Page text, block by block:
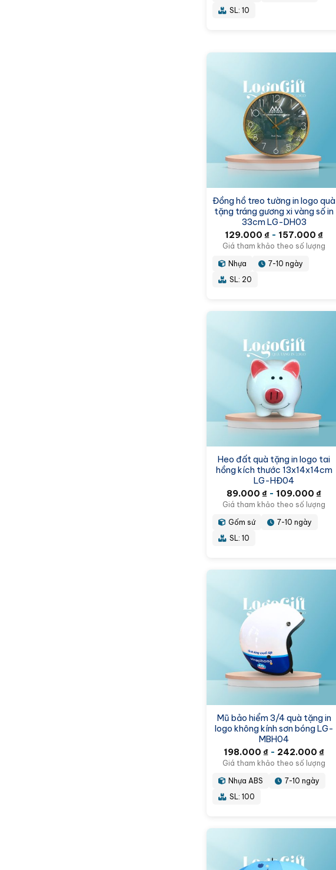
SL: 10
Đồng hồ treo tường in logo quà
tặng tráng gương xi vàng số in
33cm LG-DH03
129.000₫ - 157.000₫
Giá tham khảo theo số lượng
Nhựa
7-10 ngày
SL: 20
Heo đất quà tặng in logo tai
hồng kích thước 13x14x14cm
LG-HĐ04
89.000₫ - 109.000₫
Giá tham khảo theo số lượng
Gốm sứ
7-10 ngày
SL: 10
Mũ bảo hiểm 3/4 quà tặng in
logo không kính sơn bóng LG-
MBH04
198.000₫ - 242.000₫
Giá tham khảo theo số lượng
Nhựa ABS
7-10 ngày
SL: 100